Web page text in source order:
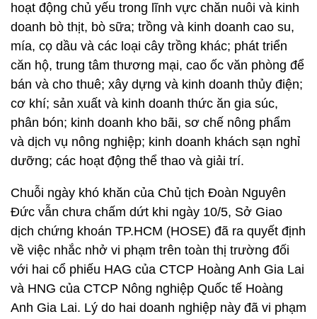
hoạt động chủ yếu trong lĩnh vực chăn nuôi và kinh
doanh bò thịt, bò sữa; trồng và kinh doanh cao su,
mía, cọ dầu và các loại cây trồng khác; phát triển
căn hộ, trung tâm thương mại, cao ốc văn phòng để
bán và cho thuê; xây dựng và kinh doanh thủy điện;
cơ khí; sản xuất và kinh doanh thức ăn gia súc,
phân bón; kinh doanh kho bãi, sơ chế nông phẩm
và dịch vụ nông nghiệp; kinh doanh khách sạn nghỉ
dưỡng; các hoạt động thể thao và giải trí.
Chuỗi ngày khó khăn của Chủ tịch Đoàn Nguyên
Đức vẫn chưa chấm dứt khi ngày 10/5, Sở Giao
dịch chứng khoán TP.HCM (HOSE) đã ra quyết định
về việc nhắc nhở vi phạm trên toàn thị trường đối
với hai cổ phiếu HAG của CTCP Hoàng Anh Gia Lai
và HNG của CTCP Nông nghiệp Quốc tế Hoàng
Anh Gia Lai. Lý do hai doanh nghiệp này đã vi phạm